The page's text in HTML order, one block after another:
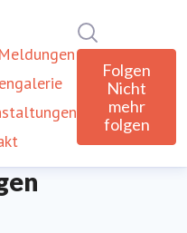
Folgen
Nicht
mehr
folgen